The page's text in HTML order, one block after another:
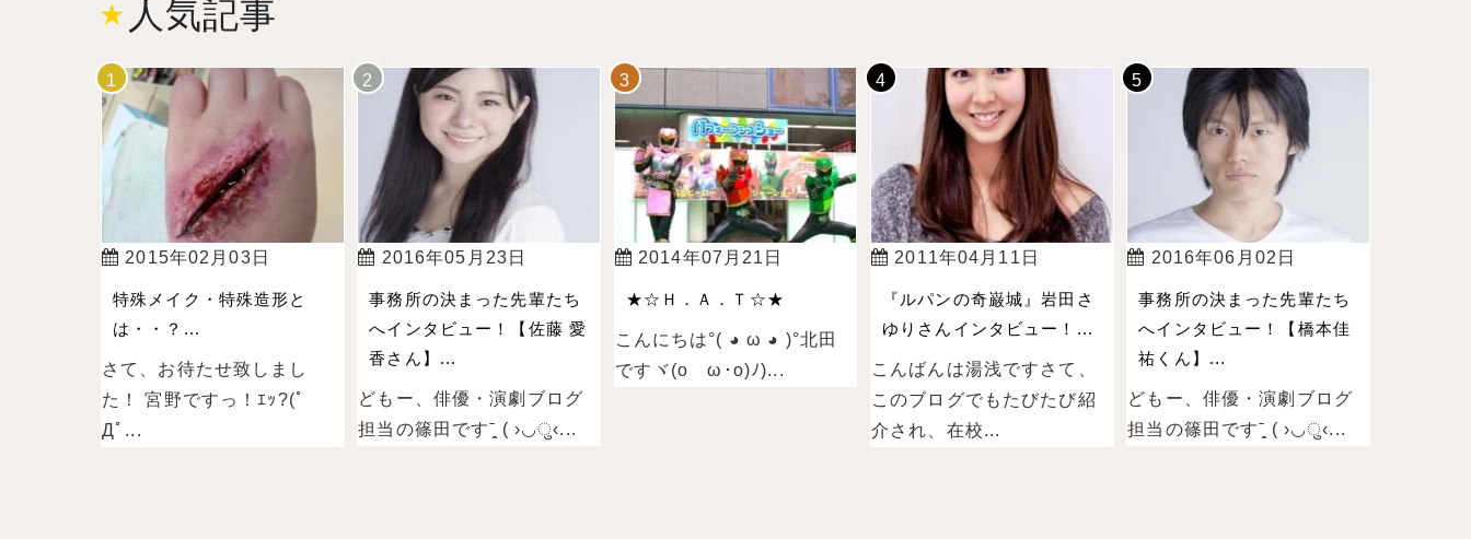
人気記事
2015年02月03日
特殊メイク・特殊造形と
は・・？...
さて、お待たせ致しまし
た！ 宮野ですっ！ｴｯ?(ﾟ
Дﾟ...
2016年05月23日
事務所の決まった先輩たち
へインタビュー！【佐藤 愛
香さん】...
どもー、俳優・演劇ブログ
担当の篠田ですˉ̞̭ ( ›◡ु‹...
2014年07月21日
★☆Ｈ．Ａ．Ｔ☆★
こんにちは°( ◕ ω ◕ )°北田
ですヾ(oゝω･o)ﾉ)...
2011年04月11日
『ルパンの奇巌城』岩田さ
ゆりさんインタビュー！...
こんばんは湯浅ですさて、
このブログでもたびたび紹
介され、在校...
2016年06月02日
事務所の決まった先輩たち
へインタビュー！【橋本佳
祐くん】...
どもー、俳優・演劇ブログ
担当の篠田ですˉ̞̭ ( ›◡ु‹...